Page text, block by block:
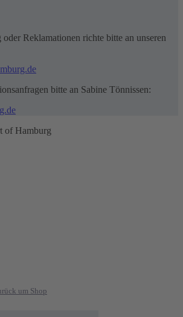
Reklamationen richte bitte an unseren
bitte an Sabine Tönnissen:
of Hamburg
um Shop